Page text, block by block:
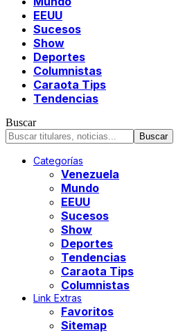
EEUU
Sucesos
Show
Deportes
Columnistas
Caraota Tips
Tendencias
Buscar
Categorías
Venezuela
Mundo
EEUU
Sucesos
Show
Deportes
Tendencias
Caraota Tips
Columnistas
Link Extras
Favoritos
Sitemap